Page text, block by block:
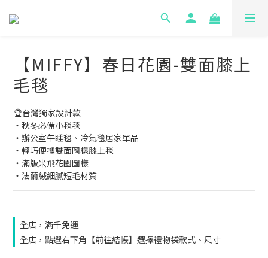
【MIFFY】春日花園-雙面膝上
毛毯
🏆台灣獨家設計款
‧秋冬必備小毯毯
‧辦公室午睡毯、冷氣毯居家單品
‧輕巧便攜雙面圖樣膝上毯
‧滿版米飛花園圖樣
‧法蘭絨細膩短毛材質
全店，滿千免運
全店，點選右下角【前往結帳】選擇禮物袋款式、尺寸